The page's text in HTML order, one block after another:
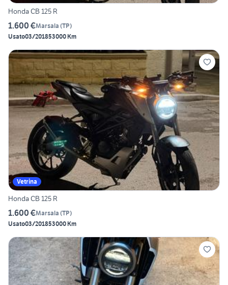
Honda CB 125 R
1.600 €Marsala (TP)
Usato03/201853000 Km
Vetrina
Honda CB 125 R
1.600 €Marsala (TP)
Usato03/201853000 Km